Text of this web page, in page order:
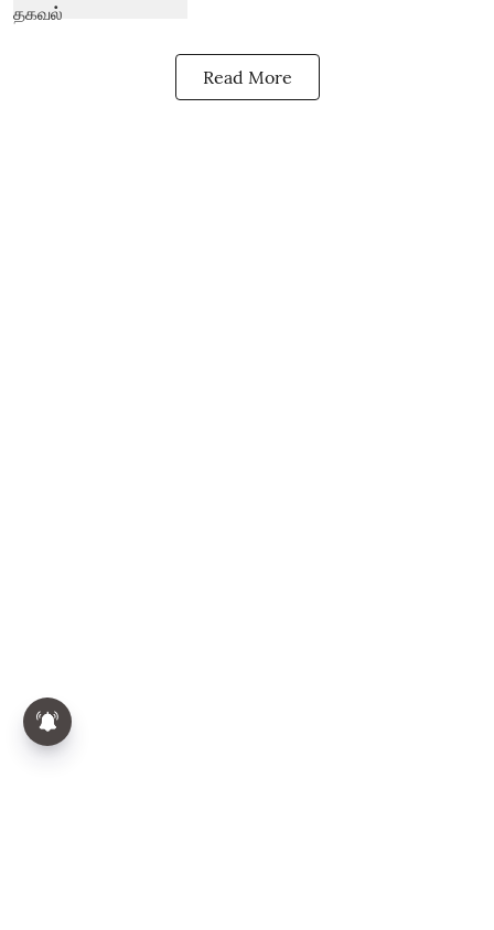
Read More